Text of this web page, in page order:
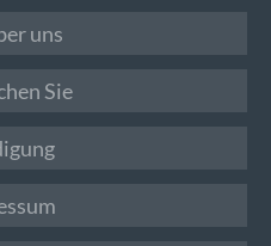
uns
Sie